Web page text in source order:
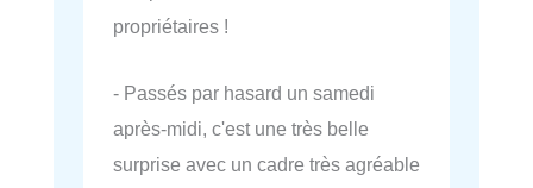
propriétaires !
- Passés par hasard un samedi
après-midi, c'est une très belle
surprise avec un cadre très agréable